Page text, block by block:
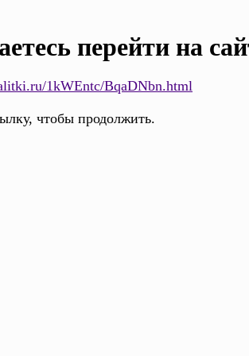
перейти на
1kWEntc/BqaDNbn.html
чтобы продолжить.